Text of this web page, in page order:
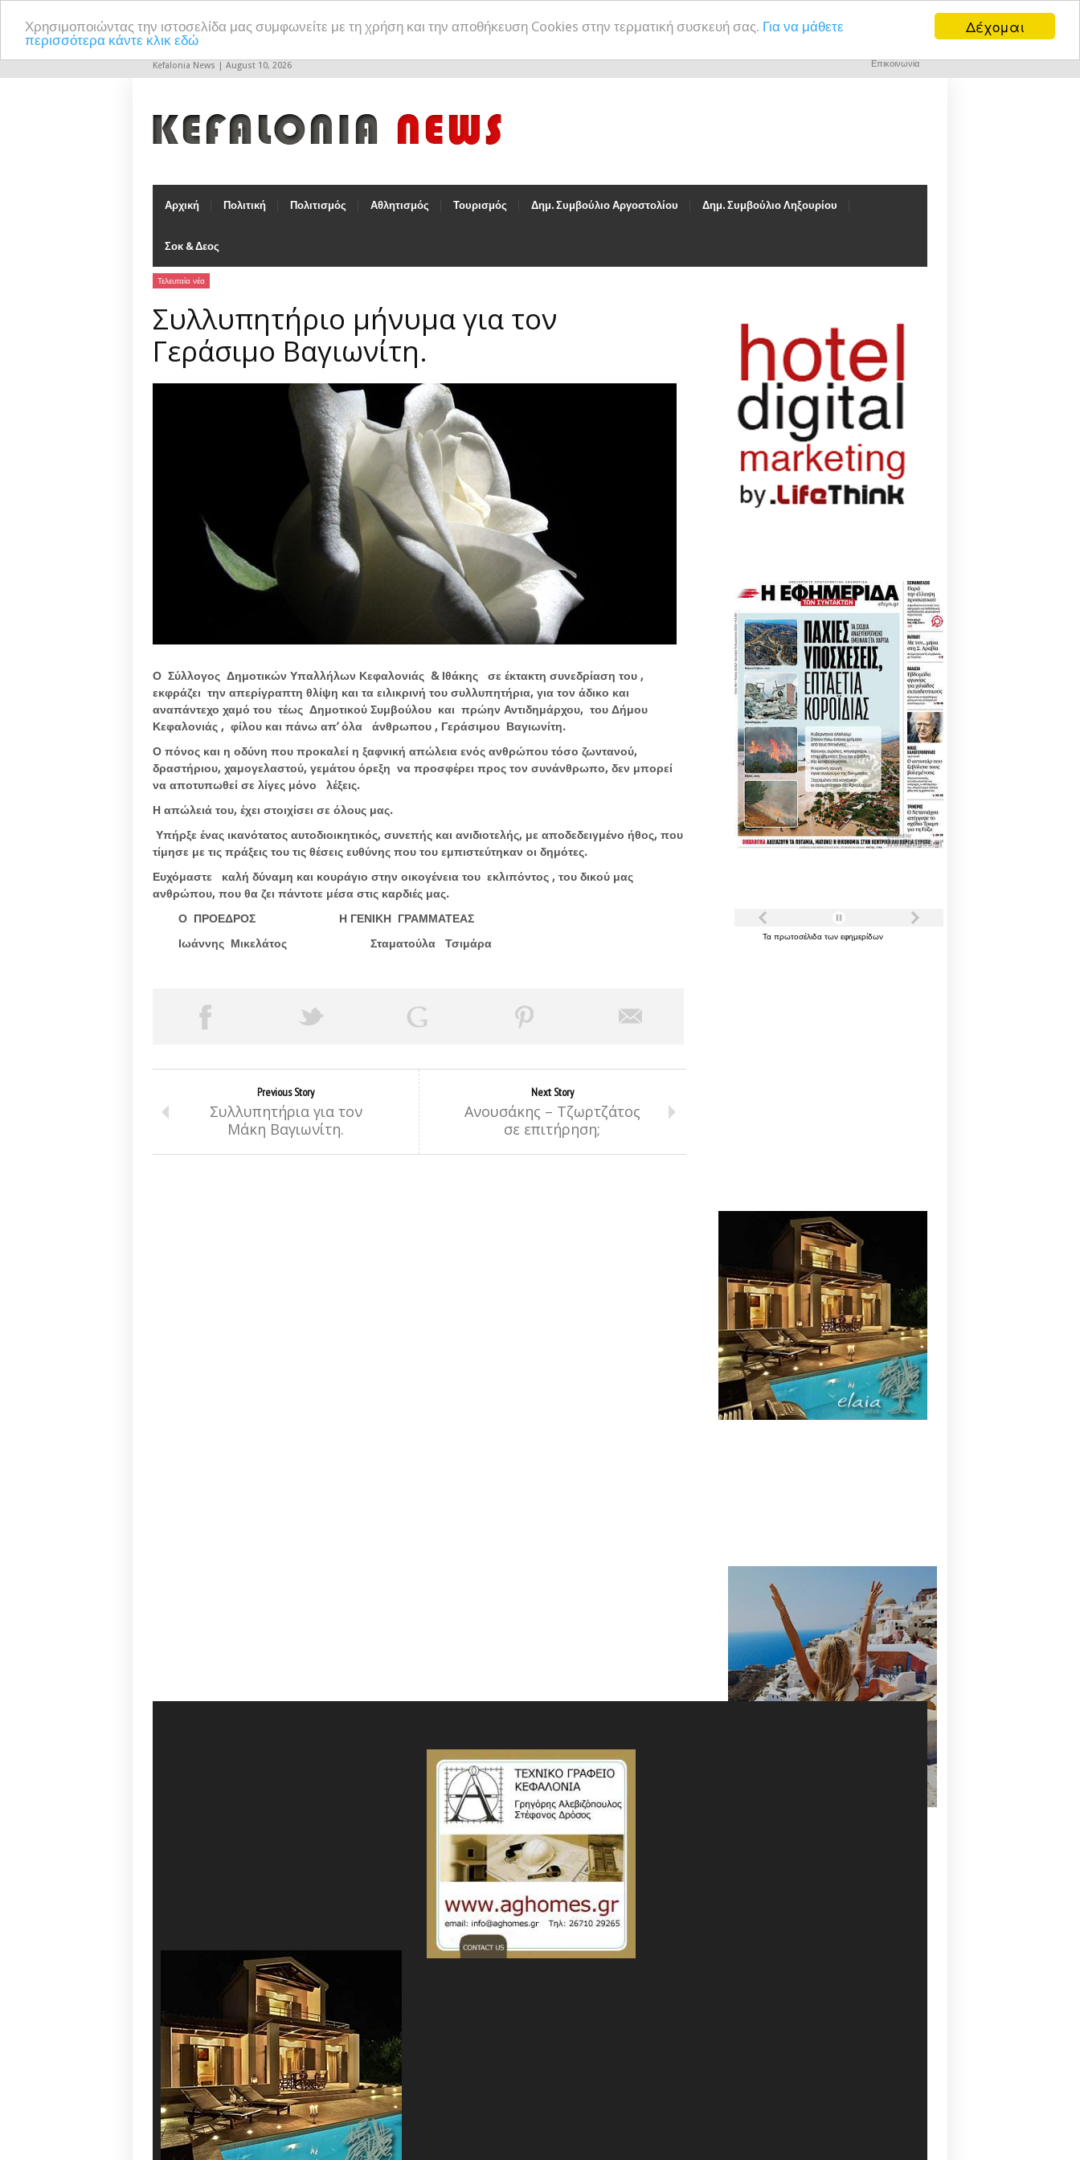
Δέχομαι
Χρησιμοποιώντας την ιστοσελίδα μας συμφωνείτε με τη χρήση και την αποθήκευση Cookies στην τερματική συσκευή σας. Για να μάθετε
περισσότερα κάντε κλικ εδώ
Kefalonia News | August 10, 2026 Επικοινωνία
Αρχική Πολιτική Πολιτισμός Αθλητισμός Τουρισμός Δημ. Συμβούλιο Αργοστολίου Δημ. Συμβούλιο Ληξουρίου
Σοκ & Δεος
Τελευταία νέα
Συλλυπητήριο μήνυμα για τον
Γεράσιμο Βαγιωνίτη.
Ο Σύλλογος Δημοτικών Υπαλλήλων Κεφαλονιάς & Ιθάκης σε έκτακτη συνεδρίαση του ,
εκφράζει την απερίγραπτη θλίψη και τα ειλικρινή του συλλυπητήρια, για τον άδικο και
αναπάντεχο χαμό του τέως Δημοτικού Συμβούλου και πρώην Αντιδημάρχου, του Δήμου
Κεφαλονιάς , φίλου και πάνω απ’ όλα άνθρωπου , Γεράσιμου Βαγιωνίτη.
Ο πόνος και η οδύνη που προκαλεί η ξαφνική απώλεια ενός ανθρώπου τόσο ζωντανού,
δραστήριου, χαμογελαστού, γεμάτου όρεξη να προσφέρει προς τον συνάνθρωπο, δεν μπορεί
να αποτυπωθεί σε λίγες μόνο λέξεις.
Η απώλειά του, έχει στοιχίσει σε όλους μας.
Υπήρξε ένας ικανότατος αυτοδιοικητικός, συνεπής και ανιδιοτελής, με αποδεδειγμένο ήθος, που
τίμησε με τις πράξεις του τις θέσεις ευθύνης που του εμπιστεύτηκαν οι δημότες.
Ευχόμαστε καλή δύναμη και κουράγιο στην οικογένεια του εκλιπόντος , του δικού μας
ανθρώπου, που θα ζει πάντοτε μέσα στις καρδιές μας.
Ο ΠΡΟΕΔΡΟΣ Η ΓΕΝΙΚΗ ΓΡΑΜΜΑΤΕΑΣ
Ιωάννης Μικελάτος Σταματούλα Τσιμάρα
Previous Story
Συλλυπητήρια για τον
Μάκη Βαγιωνίτη.
Next Story
Ανουσάκης – Τζωρτζάτος
σε επιτήρηση;
Τα πρωτοσέλιδα των εφημερίδων